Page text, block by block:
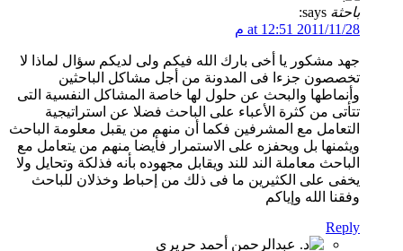
باحثة says:
2011/11/28 at 12:51 م
جهد مشكور يا أخى بارك الله فيكم ولى لديكم سؤال لماذا لا
تخصصون جزءا فى المدونة من أجل مشاكل الباحثين
وأنماطها والبحث عن حلول لها خاصة المشاكل النفسية التى
تتأتى من كثرة الأعباء على الباحث فضلا عن استراتيجية
التعامل مع المشرفين فكما أن منهم من يقبل معلومة الباحث
ويثمنها بل ويحفزه على الاستمرار فأيضا منهم من يتعامل مع
الباحث معاملة الند للند ويقابل مجهوده بأنه فذلكة وتحايل ولا
يخفى على الكثيرين ما فى ذلك من إحباط وخذلان للباحث
وفقنا الله وإياكم
Reply